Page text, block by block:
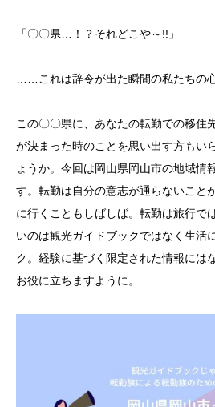
「〇〇県…！？それどこや～!!」
……これは辞令が出た瞬間の私たちの心
この〇〇県に、あなたの転勤での移住
が決まった時のことを思い出す方もい
ょうか。今回は岡山県岡山市の地域情
す。転勤は自分の意志が通らないこと
に行くこともしばしば。転勤は旅行で
いのは観光ガイドブックではなく生活
ク。経験に基づく限定された情報には
お役に立ちますように。